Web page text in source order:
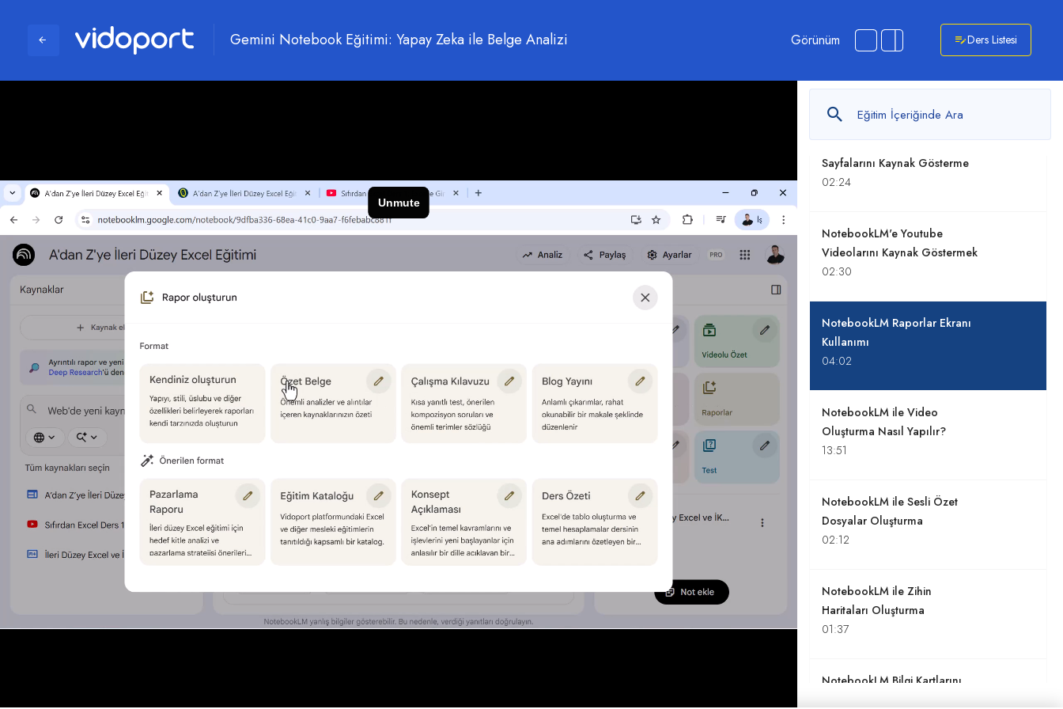
Gemini Notebook Eğitimi: Yapay Zeka ile Belge Analizi Görünüm Ders Listesi
NotebookLM'de PDF, Word
04:08
NotebookLM'de Web
Sayfalarını Kaynak Gösterme
02:24
NotebookLM'e Youtube
Videolarını Kaynak Göstermek
02:30
NotebookLM Raporlar Ekranı
Kullanımı
04:02
NotebookLM ile Video
Oluşturma Nasıl Yapılır?
13:51
NotebookLM ile Sesli Özet
Dosyalar Oluşturma
02:12
NotebookLM ile Zihin
Haritaları Oluşturma
01:37
NotebookLM Bilgi Kartlarını